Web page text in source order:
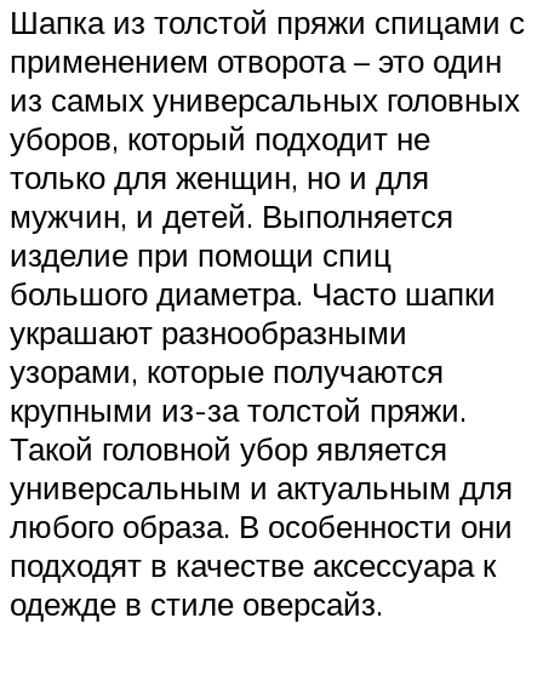
Шапка из толстой пряжи спицами с
применением отворота – это один
из самых универсальных головных
уборов, который подходит не
только для женщин, но и для
мужчин, и детей. Выполняется
изделие при помощи спиц
большого диаметра. Часто шапки
украшают разнообразными
узорами, которые получаются
крупными из-за толстой пряжи.
Такой головной убор является
универсальным и актуальным для
любого образа. В особенности они
подходят в качестве аксессуара к
одежде в стиле оверсайз.